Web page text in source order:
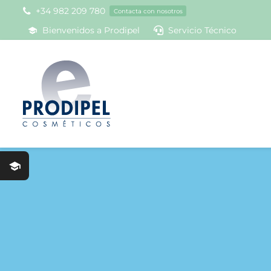
+34 982 209 780 Contacta con nosotros
Bienvenidos a Prodipel Servicio Técnico